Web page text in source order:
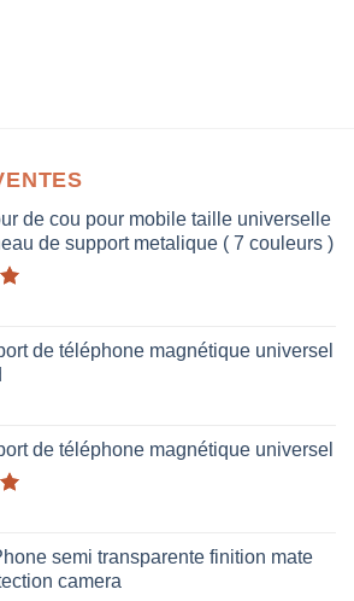
de cou pour mobile taille universelle
de support metalique ( 7 couleurs )
de téléphone magnétique universel
de téléphone magnétique universel
semi transparente finition mate
camera